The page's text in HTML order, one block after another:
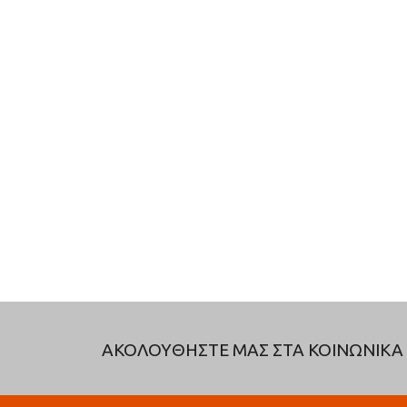
ΑΚΟΛΟΥΘΗΣΤΕ ΜΑΣ ΣΤΑ ΚΟΙΝΩΝΙΚΑ